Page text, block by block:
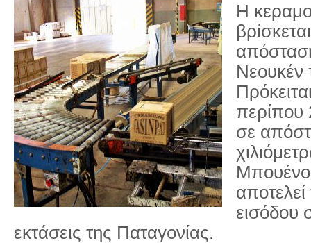
Η
Νεουκέν
περίπου
σε
εισόδου
εκτάσεις της Παταγονίας.